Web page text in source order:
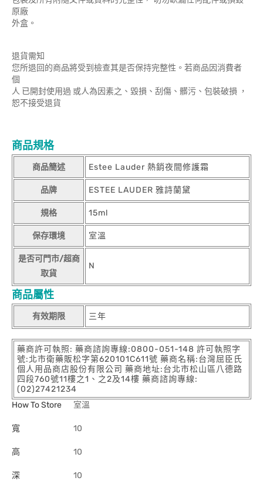
原廠
外盒。
退貨需知
您所退回的商品將受到檢查其是否保持完整性。若商品因消費者
個
人 已開封使用過 或人為因素之、毀損、刮傷、髒污、包裝破損 ，
恕不接受退貨
商品規格
商品簡述 Estee Lauder 熱銷夜間修護霜
品牌 ESTEE LAUDER 雅詩蘭黛
規格 15ml
保存環境 室溫
是否可門市/超商
取貨
N
商品屬性
有效期限 三年
藥商許可執照: 藥商諮詢專線:0800-051-148 許可執照字
號:北市衛藥販松字第620101C611號 藥商名稱:台灣屈臣氏
個人用品商店股份有限公司 藥商地址:台北市松山區八德路
四段760號11樓之1、之2及14樓 藥商諮詢專線:
(02)27421234
How To Store
室溫
寬 10
高 10
深 10